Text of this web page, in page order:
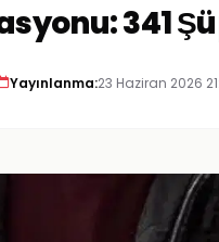
341
Yayınlanma:23 Haziran 2026